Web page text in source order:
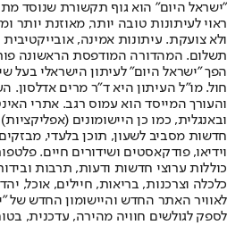
"ישראל היום" הוא גוף תקשורת שנוסד
ראוי לעיתונות טובה יותר, מאוזנת יותר
ולא צועקת. עיתונות אמינה,
הפך "ישראל היום" לעיתון הישראלי בעל
חול. מו"ל העיתון היא ד"ר מרים אדלסון.
והעורך המייסד הוא עמוס רגב. אתרי
חדשות מסביב לשעון, תוכן בלעדי, מבזקים
וידיאו, פודקאסטים ושידורים חיים.
כוללות ערוצי חדשות ודעות, תרבות
לאוויר האתר החדש והיישומון החדש של
לספק לגולשים חוויה מהירה, עדכנית,